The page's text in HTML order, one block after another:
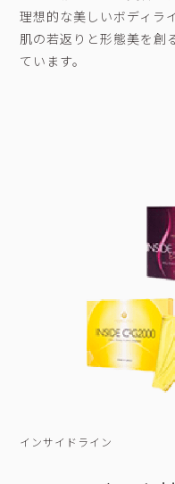
理想的な美しいボディラ
肌の若返りと形態美を創
ています。
インサイドライン